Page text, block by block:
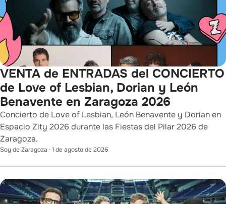
VENTA de ENTRADAS del CONCIERTO
de Love of Lesbian, Dorian y León
Benavente en Zaragoza 2026
Concierto de Love of Lesbian, León Benavente y Dorian en
Espacio Zity 2026 durante las Fiestas del Pilar 2026 de
Zaragoza.
Soy de Zaragoza · 1 de agosto de 2026